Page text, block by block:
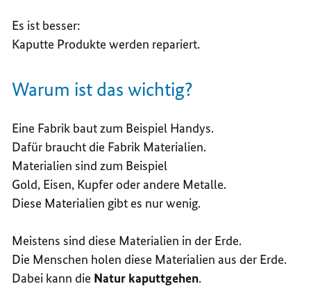
Es ist besser:
Kaputte Produkte werden repariert.
Warum ist das wichtig?
Eine Fabrik baut zum Beispiel Handys.
Dafür braucht die Fabrik Materialien.
Materialien sind zum Beispiel
Gold, Eisen, Kupfer oder andere Metalle.
Diese Materialien gibt es nur wenig.
Meistens sind diese Materialien in der Erde.
Die Menschen holen diese Materialien aus der Erde.
Dabei kann die Natur kaputtgehen.